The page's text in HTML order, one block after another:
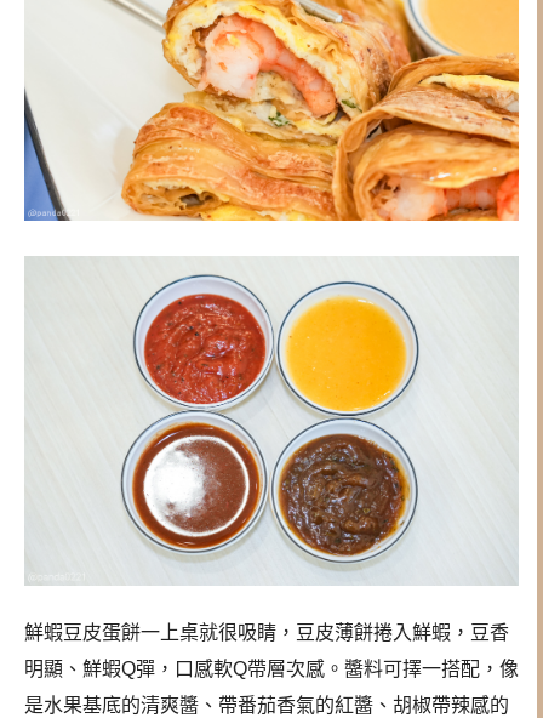
鮮蝦豆皮蛋餅一上桌就很吸睛，豆皮薄餅捲入鮮蝦，豆香
明顯、鮮蝦Q彈，口感軟Q帶層次感。醬料可擇一搭配，像
是水果基底的清爽醬、帶番茄香氣的紅醬、胡椒帶辣感的